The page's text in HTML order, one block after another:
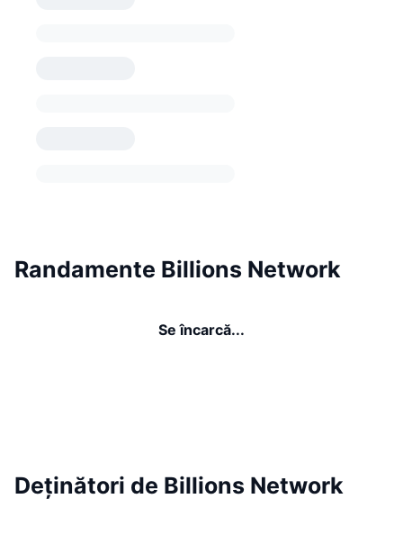
Randamente Billions Network
Se încarcă...
Deținători de Billions Network